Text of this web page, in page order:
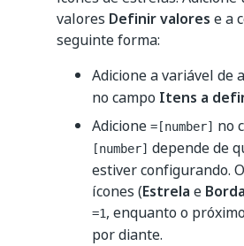
valores Definir valores e a
seguinte forma:
Adicione a variável de
no campo Itens a
Adicione =[number] no
[number] depende de
estiver configurando.
ícones (Estrela e
=1, enquanto o
por diante.